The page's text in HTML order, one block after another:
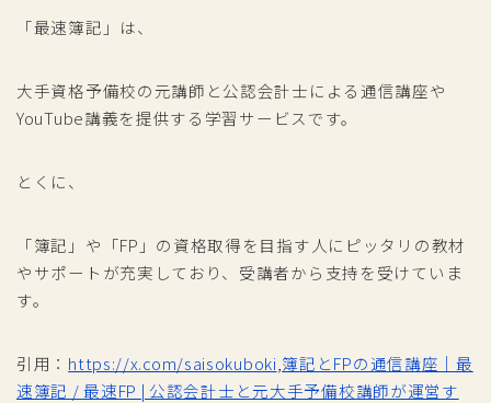
「最速簿記」は、
大手資格予備校の元講師と公認会計士による通信講座や
YouTube講義を提供する学習サービスです。
とくに、
「簿記」や「FP」の資格取得を目指す人にピッタリの教材
やサポートが充実しており、受講者から支持を受けていま
す。
引用： https://x.com/saisokuboki 簿記とFPの通信講座｜最
速簿記 / 最速FP | 公認会計士と元大手予備校講師が運営す